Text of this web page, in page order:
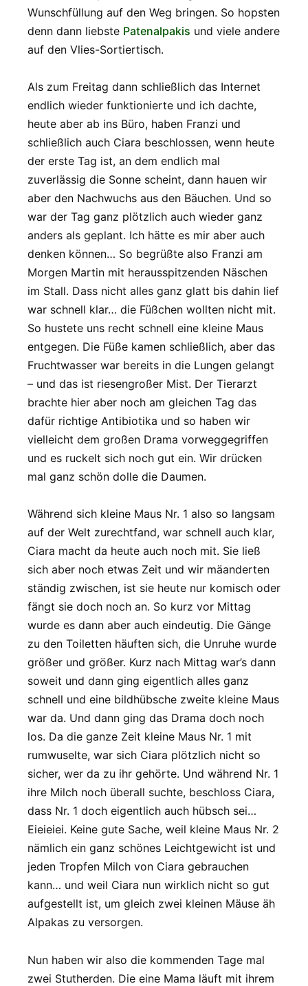
Wunschfüllung auf den Weg bringen. So hopsten
denn dann liebste Patenalpakis und viele andere
auf den Vlies-Sortiertisch.
Als zum Freitag dann schließlich das Internet
endlich wieder funktionierte und ich dachte,
heute aber ab ins Büro, haben Franzi und
schließlich auch Ciara beschlossen, wenn heute
der erste Tag ist, an dem endlich mal
zuverlässig die Sonne scheint, dann hauen wir
aber den Nachwuchs aus den Bäuchen. Und so
war der Tag ganz plötzlich auch wieder ganz
anders als geplant. Ich hätte es mir aber auch
denken können… So begrüßte also Franzi am
Morgen Martin mit herausspitzenden Näschen
im Stall. Dass nicht alles ganz glatt bis dahin lief
war schnell klar… die Füßchen wollten nicht mit.
So hustete uns recht schnell eine kleine Maus
entgegen. Die Füße kamen schließlich, aber das
Fruchtwasser war bereits in die Lungen gelangt
– und das ist riesengroßer Mist. Der Tierarzt
brachte hier aber noch am gleichen Tag das
dafür richtige Antibiotika und so haben wir
vielleicht dem großen Drama vorweggegriffen
und es ruckelt sich noch gut ein. Wir drücken
mal ganz schön dolle die Daumen.
Während sich kleine Maus Nr. 1 also so langsam
auf der Welt zurechtfand, war schnell auch klar,
Ciara macht da heute auch noch mit. Sie ließ
sich aber noch etwas Zeit und wir mäanderten
ständig zwischen, ist sie heute nur komisch oder
fängt sie doch noch an. So kurz vor Mittag
wurde es dann aber auch eindeutig. Die Gänge
zu den Toiletten häuften sich, die Unruhe wurde
größer und größer. Kurz nach Mittag war’s dann
soweit und dann ging eigentlich alles ganz
schnell und eine bildhübsche zweite kleine Maus
war da. Und dann ging das Drama doch noch
los. Da die ganze Zeit kleine Maus Nr. 1 mit
rumwuselte, war sich Ciara plötzlich nicht so
sicher, wer da zu ihr gehörte. Und während Nr. 1
ihre Milch noch überall suchte, beschloss Ciara,
dass Nr. 1 doch eigentlich auch hübsch sei…
Eieieiei. Keine gute Sache, weil kleine Maus Nr. 2
nämlich ein ganz schönes Leichtgewicht ist und
jeden Tropfen Milch von Ciara gebrauchen
kann… und weil Ciara nun wirklich nicht so gut
aufgestellt ist, um gleich zwei kleinen Mäuse äh
Alpakas zu versorgen.
Nun haben wir also die kommenden Tage mal
zwei Stutherden. Die eine Mama läuft mit ihrem